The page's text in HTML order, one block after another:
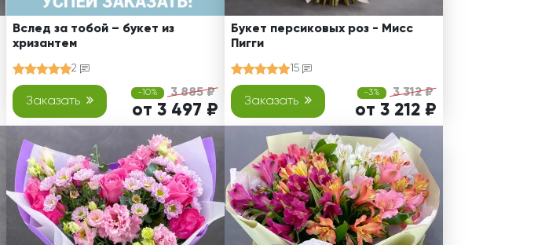
Вслед за тобой – букет из
хризантем
2
Заказать
-10% 3 885 ₽
от 3 497 ₽
Букет персиковых роз - Мисс
Пигги
15
Заказать
-3% 3 312 ₽
от 3 212 ₽